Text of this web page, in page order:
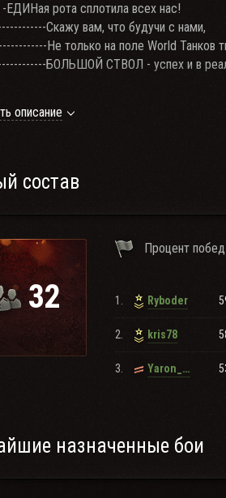
ЕДИНая рота сплотила всех нас!
Скажу вам, что будучи с нами,
Не только на поле World Танков
БОЛЬШОЙ СТВОЛ - успех и в
в ангаре;
онлайн - обязательно
описание
состав
32
Процент побед
1. Ryboder
2. kris78
3. Yaron_15_2015
назначенные бои